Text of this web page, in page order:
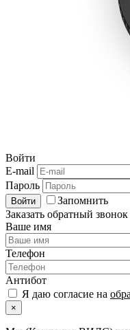
Войти
E-mail
Пароль
Войти
Запомнить
Заказать обратный звонок
Ваше имя
Телефон
Антибот
Я даю согласие на
×